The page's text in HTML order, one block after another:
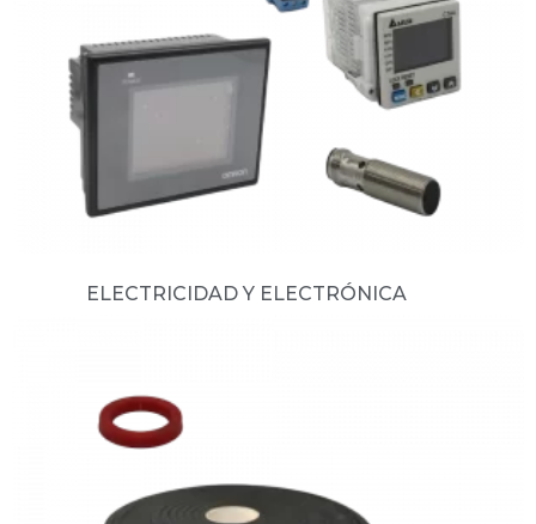
ELECTRICIDAD Y ELECTRÓNICA